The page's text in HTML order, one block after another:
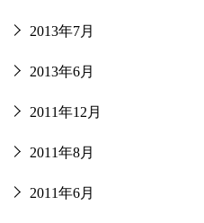
2013年7月
2013年6月
2011年12月
2011年8月
2011年6月